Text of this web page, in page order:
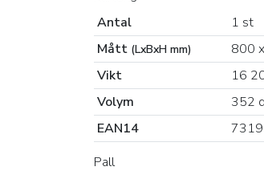
Antal
1 st
Mått (LxBxH mm)
800
Vikt
16
Volym
352
EAN14
Pall